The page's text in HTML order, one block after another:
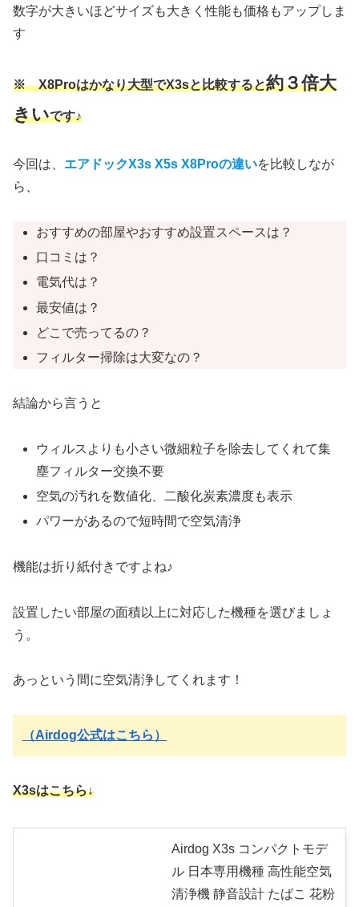
数字が大きいほどサイズも大きく性能も価格もアップしま
す
※ X8Proはかなり大型でX3sと比較すると約３倍大
きいです♪
今回は、 エアドックX3s X5s X8Proの違いを比較しなが
ら、
おすすめの部屋やおすすめ設置スペースは？
口コミは？
電気代は？
最安値は？
どこで売ってるの？
フィルター掃除は大変なの？
結論から言うと
ウィルスよりも小さい微細粒子を除去してくれて集
塵フィルター交換不要
空気の汚れを数値化、二酸化炭素濃度も表示
パワーがあるので短時間で空気清浄
機能は折り紙付きですよね♪
設置したい部屋の面積以上に対応した機種を選びましょ
う。
あっという間に空気清浄してくれます！
（Airdog公式はこちら）
X3sはこちら↓
Airdog X3s コンパクトモデ
ル 日本専用機種 高性能空気
清浄機 静音設計 たばこ 花粉